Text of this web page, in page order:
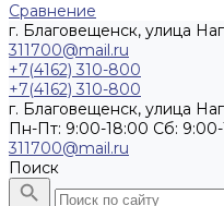
Сравнение
г. Благовещенск, улица
311700@mail.ru
+7(4162) 310-800
+7(4162) 310-800
г. Благовещенск, улица
Пн-Пт: 9:00-18:00 Cб:
311700@mail.ru
Поиск